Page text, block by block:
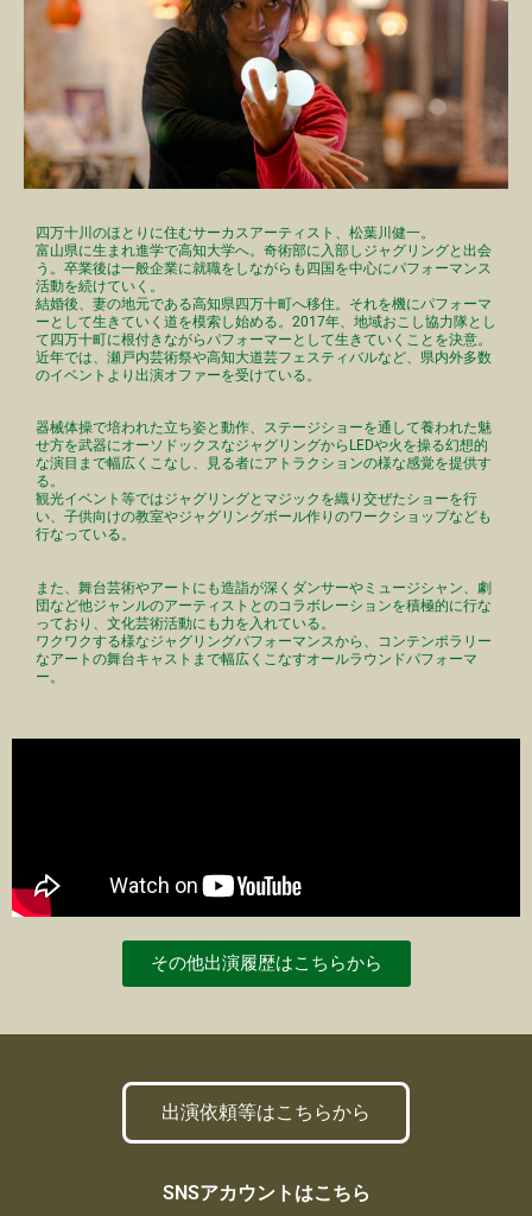
四万十川のほとりに住むサーカスアーティスト、松葉川健一。
富山県に生まれ進学で高知大学へ。奇術部に入部しジャグリングと出会
う。卒業後は一般企業に就職をしながらも四国を中心にパフォーマンス
活動を続けていく。
結婚後、妻の地元である高知県四万十町へ移住。それを機にパフォーマ
ーとして生きていく道を模索し始める。2017年、地域おこし協力隊とし
て四万十町に根付きながらパフォーマーとして生きていくことを決意。
近年では、瀬戸内芸術祭や高知大道芸フェスティバルなど、県内外多数
のイベントより出演オファーを受けている。
器械体操で培われた立ち姿と動作、ステージショーを通して養われた魅
せ方を武器にオーソドックスなジャグリングからLEDや火を操る幻想的
な演目まで幅広くこなし、見る者にアトラクションの様な感覚を提供す
る。
観光イベント等ではジャグリングとマジックを織り交ぜたショーを行
い、子供向けの教室やジャグリングボール作りのワークショップなども
行なっている。
また、舞台芸術やアートにも造詣が深くダンサーやミュージシャン、劇
団など他ジャンルのアーティストとのコラボレーションを積極的に行な
っており、文化芸術活動にも力を入れている。
ワクワクする様なジャグリングパフォーマンスから、コンテンポラリー
なアートの舞台キャストまで幅広くこなすオールラウンドパフォーマ
ー。
その他出演履歴はこちらから
出演依頼等はこちらから
SNSアカウントはこちら